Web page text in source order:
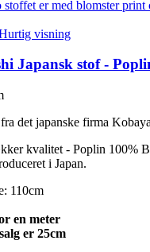
visning
Japansk stof -
det japanske firma
kvalitet - Poplin 100%
i Japan.
110cm
en meter
er 25cm